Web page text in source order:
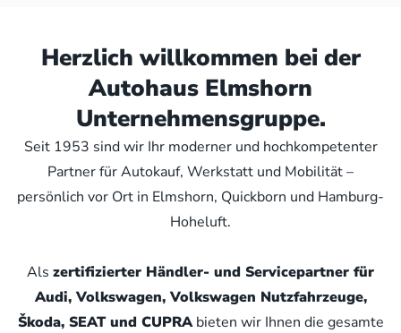
Herzlich willkommen bei der
Autohaus Elmshorn
Unternehmensgruppe.
Seit 1953 sind wir Ihr moderner und hochkompetenter
Partner für Autokauf, Werkstatt und Mobilität –
persönlich vor Ort in Elmshorn, Quickborn und Hamburg-
Hoheluft.
Als zertifizierter Händler- und Servicepartner für
Audi, Volkswagen, Volkswagen Nutzfahrzeuge,
Škoda, SEAT und CUPRAbieten wir Ihnen die gesamte